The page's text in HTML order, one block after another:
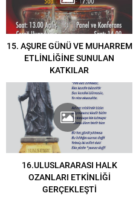
15. AŞURE GÜNÜ VE MUHARREM
ETLİNLİĞİNE SUNULAN
KATKILAR
16.ULUSLARARASI HALK
OZANLARI ETKİNLİĞİ
GERÇEKLEŞTİ